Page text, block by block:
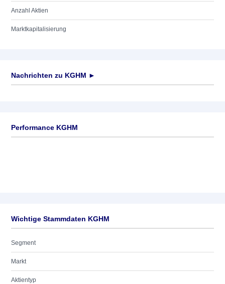
Anzahl Aktien
Marktkapitalisierung
Nachrichten zu KGHM ►
Performance KGHM
Wichtige Stammdaten KGHM
Segment
Markt
Aktientyp